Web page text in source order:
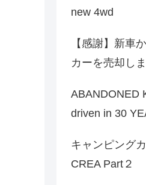
new 4wd
【感謝】新車
カーを売却しま
ABANDONED
driven in 30
キャンピング
CREA Part２